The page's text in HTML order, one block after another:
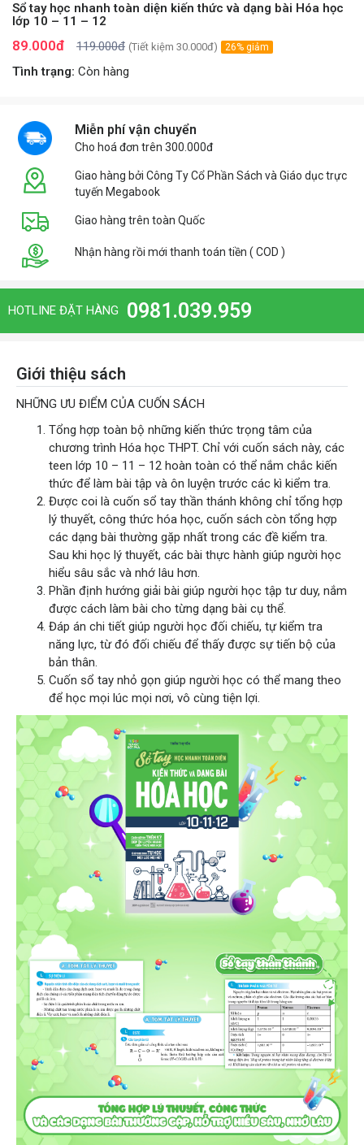
Sổ tay học nhanh toàn diện kiến thức và dạng bài Hóa học
lớp 10 – 11 – 12
89.000đ 119.000đ (Tiết kiệm 30.000đ) 26% giảm
Tình trạng: Còn hàng
Miễn phí vận chuyển
Cho hoá đơn trên 300.000đ
Giao hàng bởi Công Ty Cổ Phần Sách và Giáo dục trực
tuyến Megabook
Giao hàng trên toàn Quốc
Nhận hàng rồi mới thanh toán tiền ( COD )
HOTLINE ĐẶT HÀNG 0981.039.959
Giới thiệu sách
NHỮNG ƯU ĐIỂM CỦA CUỐN SÁCH
Tổng hợp toàn bộ những kiến thức trọng tâm của
chương trình Hóa học THPT. Chỉ với cuốn sách này, các
teen lớp 10 – 11 – 12 hoàn toàn có thể nắm chắc kiến
thức để làm bài tập và ôn luyện trước các kì kiểm tra.
Được coi là cuốn sổ tay thần thánh không chỉ tổng hợp
lý thuyết, công thức hóa học, cuốn sách còn tổng hợp
các dạng bài thường gặp nhất trong các đề kiểm tra.
Sau khi học lý thuyết, các bài thực hành giúp người học
hiểu sâu sắc và nhớ lâu hơn.
Phần định hướng giải bài giúp người học tập tư duy, nắm
được cách làm bài cho từng dạng bài cụ thể.
Đáp án chi tiết giúp người học đối chiếu, tự kiểm tra
năng lực, từ đó đối chiếu để thấy được sự tiến bộ của
bản thân.
Cuốn sổ tay nhỏ gọn giúp người học có thể mang theo
để học mọi lúc mọi nơi, vô cùng tiện lợi.